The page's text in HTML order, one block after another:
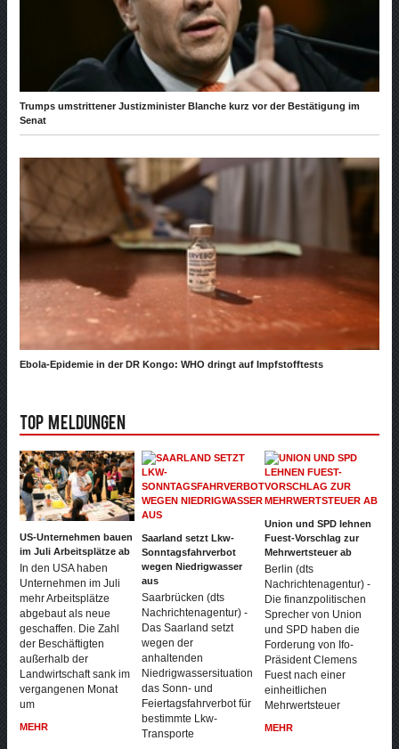
Trumps umstrittener Justizminister Blanche kurz vor der Bestätigung im
Senat
Ebola-Epidemie in der DR Kongo: WHO dringt auf Impfstofftests
Top Meldungen
US-Unternehmen bauen
im Juli Arbeitsplätze ab
In den USA haben
Unternehmen im Juli
mehr Arbeitsplätze
abgebaut als neue
geschaffen. Die Zahl
der Beschäftigten
außerhalb der
Landwirtschaft sank im
vergangenen Monat
um
MEHR
Saarland setzt Lkw-
Sonntagsfahrverbot
wegen Niedrigwasser
aus
Saarbrücken (dts
Nachrichtenagentur) -
Das Saarland setzt
wegen der
anhaltenden
Niedrigwassersituation
das Sonn- und
Feiertagsfahrverbot für
bestimmte Lkw-
Transporte
Union und SPD lehnen
Fuest-Vorschlag zur
Mehrwertsteuer ab
Berlin (dts
Nachrichtenagentur) -
Die finanzpolitischen
Sprecher von Union
und SPD haben die
Forderung von Ifo-
Präsident Clemens
Fuest nach einer
einheitlichen
Mehrwertsteuer
MEHR